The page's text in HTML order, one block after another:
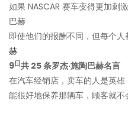
如果 NASCAR 赛车变得更加刺
巴赫
即使他们的报酬不同，但每个
赫
9日共 25 条罗杰·施陶巴赫名言
在汽车经销店，卖车的人是英
能很好地保养那辆车，顾客就